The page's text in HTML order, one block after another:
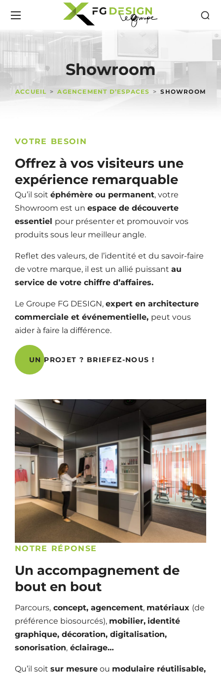
Showroom
ACCUEIL AGENCEMENT D’ESPACES SHOWROOM
VOTRE BESOIN
Offrez à vos visiteurs une
expérience remarquable
Qu’il soit éphémère ou permanent, votre
Showroom est un espace de découverte
essentiel pour présenter et promouvoir vos
produits sous leur meilleur angle.
Reflet des valeurs, de l’identité et du savoir-faire
de votre marque, il est un allié puissant au
service de votre chiffre d’affaires.
Le Groupe FG DESIGN, expert en architecture
commerciale et événementielle, peut vous
aider à faire la différence.
UN PROJET ? BRIEFEZ-NOUS !
NOTRE RÉPONSE
Un accompagnement de
bout en bout
Parcours, concept, agencement, matériaux (de
préférence biosourcés), mobilier, identité
graphique, décoration, digitalisation,
sonorisation, éclairage…
Qu’il soit sur mesure ou modulaire réutilisable,